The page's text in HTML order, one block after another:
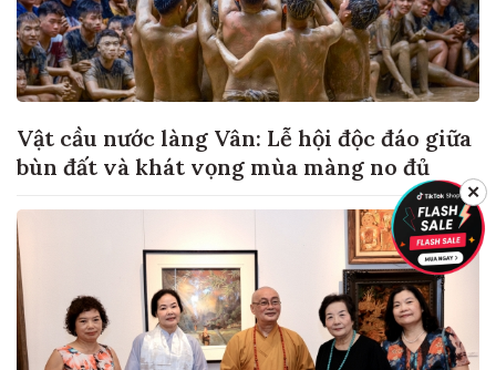
Vật cầu nước làng Vân: Lễ hội độc đáo giữa
bùn đất và khát vọng mùa màng no đủ
✕